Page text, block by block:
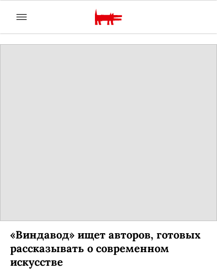
«Виндавод» ищет авторов, готовых
рассказывать о современном
искусстве